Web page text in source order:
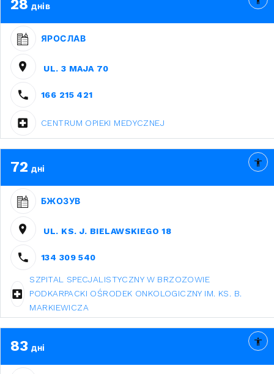
28 днів
ЯРОСЛАВ
UL. 3 MAJA 70
166 215 421
CENTRUM OPIEKI MEDYCZNEJ
72 дні
БЖОЗУВ
UL. KS. J. BIELAWSKIEGO 18
134 309 540
SZPITAL SPECJALISTYCZNY W BRZOZOWIE
PODKARPACKI OŚRODEK ONKOLOGICZNY IM. KS. B.
MARKIEWICZA
83 дні